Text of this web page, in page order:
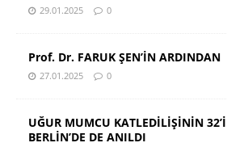
29.01.2025 0
Prof. Dr. FARUK ŞEN’İN ARDINDAN
27.01.2025 0
UĞUR MUMCU KATLEDİLİŞİNİN
BERLİN’DE DE ANILDI